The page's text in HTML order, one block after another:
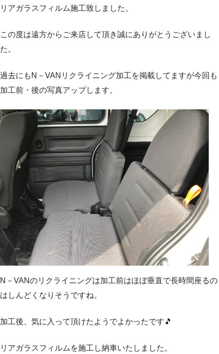
リアガラスフィルム施工致しました。
この度は遠方からご来店して頂き誠にありがとうございまし
た。
過去にもN－VANリクライニング加工を掲載してますが今回も
加工前・後の写真アップします。
N－VANのリクライニングは加工前はほぼ垂直で長時間座るの
はしんどくなりそうですね。
加工後、気に入って頂けたようでよかったです🎵
リアガラスフィルムを施工し納車いたしました。